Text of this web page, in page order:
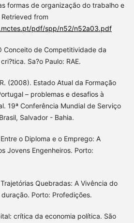
formas de organização do trabalho e
from
pdf/spp/n52/n52a03.pdf
Conceito de Competitividade da
Sa?o Paulo: RAE.
(2008). Estado Atual da Formação
– problemas e desafios à
19ª Conferência Mundial de Serviço
Salvador - Bahia.
o Diploma e o Emprego: A
Jovens Engenheiros. Porto:
Quebradas: A Vivência do
Porto: Profedições.
crítica da economia política. São